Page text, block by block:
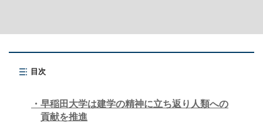
目次
早稲田大学は建学の精神に立ち返り人類への
貢献を推進